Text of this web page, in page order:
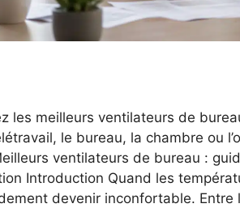
les meilleurs ventilateurs de
le bureau, la chambre ou
ventilateurs de bureau :
Introduction Quand les
devenir inconfortable. Entre